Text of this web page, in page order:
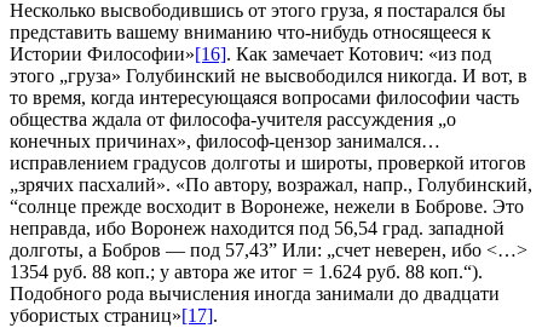
Несколько высвободившись от этого груза, я постарался бы
представить вашему вниманию что-нибудь относящееся к
Истории Философии»[16]. Как замечает Котович: «из под
этого „груза» Голубинский не высвободился никогда. И вот, в
то время, когда интересующаяся вопросами философии часть
общества ждала от философа-учителя рассуждения „о
конечных причинах», философ-цензор занимался…
исправлением градусов долготы и широты, проверкой итогов
„зрячих пасхалий». «По автору, возражал, напр., Голубинский,
“солнце прежде восходит в Воронеже, нежели в Боброве. Это
неправда, ибо Воронеж находится под 56,54 град. западной
долготы, а Бобров — под 57,43” Или: „счет неверен, ибо <…>
1354 руб. 88 коп.; у автора же итог = 1.624 руб. 88 коп.“).
Подобного рода вычисления иногда занимали до двадцати
убористых страниц»[17].